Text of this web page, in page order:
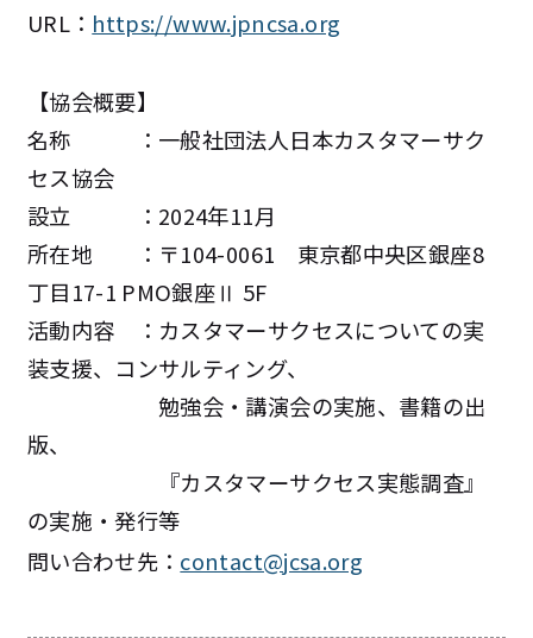
URL： https://www.jpncsa.org
【協会概要】
名称 ：一般社団法人日本カスタマーサク
セス協会
設立 ：2024年11月
所在地 ：〒104-0061 東京都中央区銀座8
丁目17-1 PMO銀座Ⅱ 5F
活動内容 ：カスタマーサクセスについての実
装支援、コンサルティング、
勉強会・講演会の実施、書籍の出
版、
『カスタマーサクセス実態調査』
の実施・発行等
問い合わせ先： contact@jcsa.org